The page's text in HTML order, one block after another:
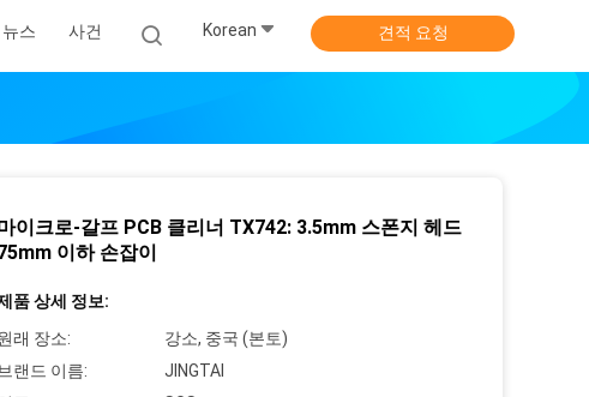
뉴스 사건 Korean 견적 요청
이크로-갈프 PCB 클리너 TX742: 3.5mm 스폰지 헤드
이하 손잡이
품 상세 정보:
래 장소:
강소, 중국 (본토)
브랜드 이름:
JINGTAI